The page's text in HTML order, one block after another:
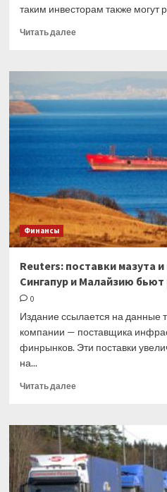
таким инвесторам также могут
Читать далееПрочитать
Кабмин
предложил
снять
ограничения
дивидендов
для
ряда
инвесторов
Финансы
Reuters: поставки мазута и
Сингапур и Малайзию
0
Издание ссылается на данные
компании — поставщика
финрынков. Эти поставки
на...
Читать далееПрочитать
Reuters:
поставки
мазута
и
газойля